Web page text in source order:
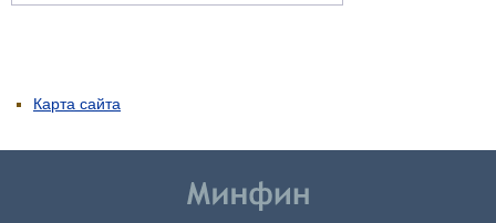
Карта сайта